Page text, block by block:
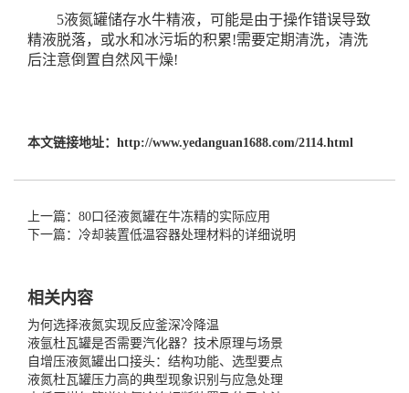
5液氮罐储存水牛精液，可能是由于操作错误导致
精液脱落，或水和冰污垢的积累!需要定期清洗，清洗
后注意倒置自然风干燥!
本文链接地址： http://www.yedanguan1688.com/2114.html
上一篇：80口径液氮罐在牛冻精的实际应用
下一篇：冷却装置低温容器处理材料的详细说明
相关内容
为何选择液氮实现反应釜深冷降温
液氩杜瓦罐是否需要汽化器？技术原理与场景
自增压液氮罐出口接头：结构功能、选型要点
液氮杜瓦罐压力高的典型现象识别与应急处理